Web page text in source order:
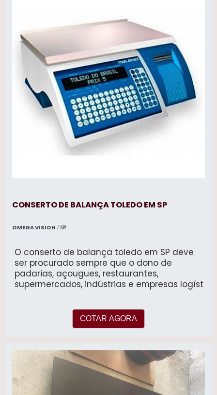
balanças rodoviárias e em geral.
CONSERTO DE BALANÇA TOLEDO EM SP
OMEGA VISION / SP
O conserto de balança toledo em SP deve
ser procurado sempre que o dono de
padarias, açougues, restaurantes,
supermercados, indústrias e empresas logíst
COTAR AGORA